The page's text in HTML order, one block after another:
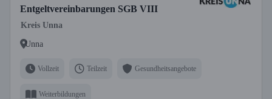
Entgeltvereinbarungen SGB VIII
Kreis Unna
Unna
Vollzeit Teilzeit Gesundheitsangebote
Weiterbildungen